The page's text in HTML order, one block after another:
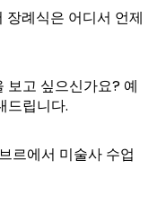
장례식은 어디서 언제
보고 싶으신가요? 예
드립니다.
르에서 미술사 수업